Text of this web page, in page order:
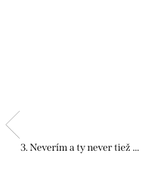
3. Neverím a ty never tiež ...